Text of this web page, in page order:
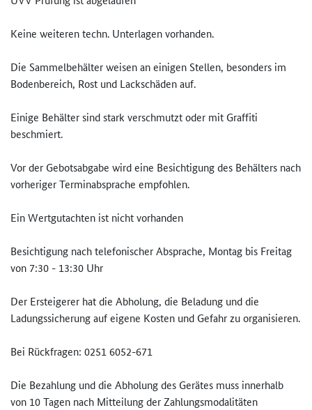
Keine weiteren techn. Unterlagen vorhanden.
Die Sammelbehälter weisen an einigen Stellen, besonders im
Bodenbereich, Rost und Lackschäden auf.
Einige Behälter sind stark verschmutzt oder mit Graffiti
beschmiert.
Vor der Gebotsabgabe wird eine Besichtigung des Behälters nach
vorheriger Terminabsprache empfohlen.
Ein Wertgutachten ist nicht vorhanden
Besichtigung nach telefonischer Absprache, Montag bis Freitag
von 7:30 - 13:30 Uhr
Der Ersteigerer hat die Abholung, die Beladung und die
Ladungssicherung auf eigene Kosten und Gefahr zu organisieren.
Bei Rückfragen: 0251 6052-671
Die Bezahlung und die Abholung des Gerätes muss innerhalb
von 10 Tagen nach Mitteilung der Zahlungsmodalitäten